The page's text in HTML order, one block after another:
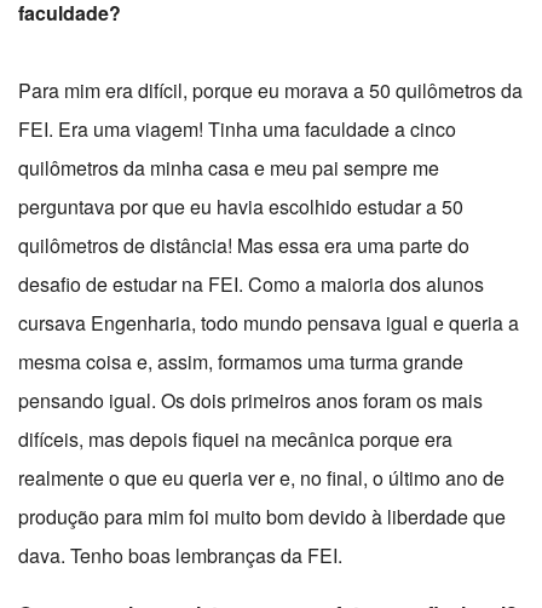
faculdade?
Para mim era difícil, porque eu morava a 50 quilômetros da
FEI. Era uma viagem! Tinha uma faculdade a cinco
quilômetros da minha casa e meu pai sempre me
perguntava por que eu havia escolhido estudar a 50
quilômetros de distância! Mas essa era uma parte do
desafio de estudar na FEI. Como a maioria dos alunos
cursava Engenharia, todo mundo pensava igual e queria a
mesma coisa e, assim, formamos uma turma grande
pensando igual. Os dois primeiros anos foram os mais
difíceis, mas depois fiquei na mecânica porque era
realmente o que eu queria ver e, no final, o último ano de
produção para mim foi muito bom devido à liberdade que
dava. Tenho boas lembranças da FEI.